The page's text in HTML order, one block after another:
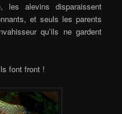
les alevins disparaissent
et seuls les parents
qu’ils ne gardent
font front !